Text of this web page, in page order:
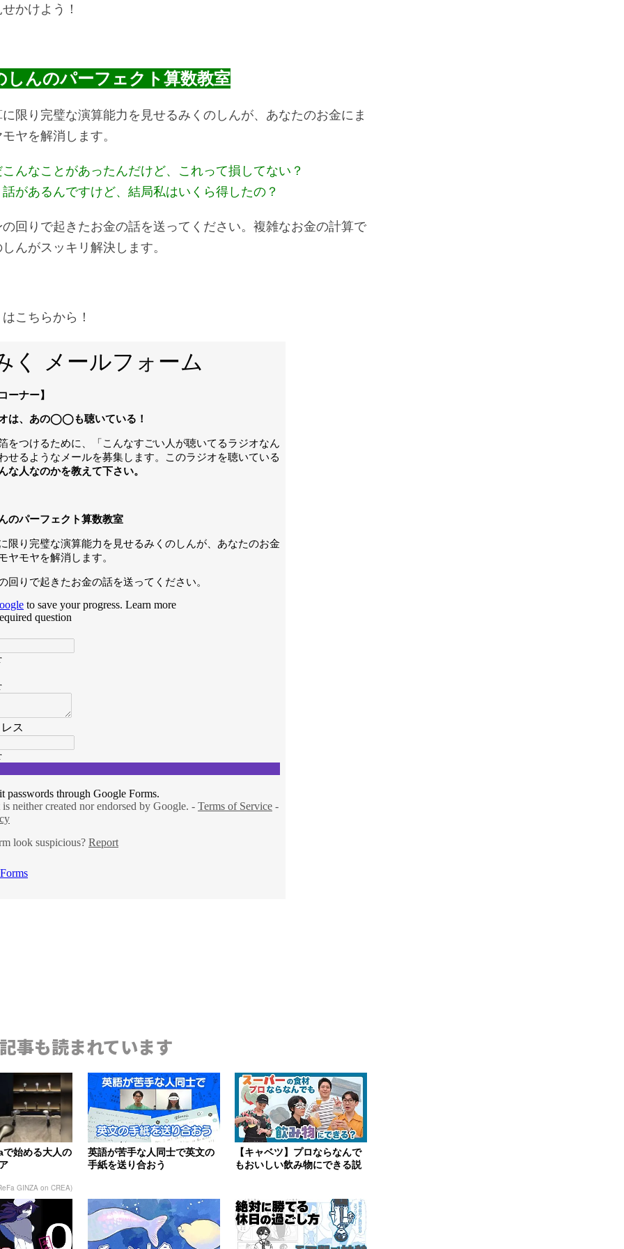
かけよう！
んのパーフェクト算数教室
限り完璧な演算能力を見せるみくのしんが、あなたのお金にま
ヤを解消します。
んなことがあったんだけど、これって損してない？
があるんですけど、結局私はいくら得したの？
回りで起きたお金の話を送ってください。複雑なお金の計算で
んがスッキリ解決します。
こちらから！
事も読まれています
で始める大人の
GINZA on CREA)
英語が苦手な人同士で英文の
手紙を送り合おう
【キャベツ】プロならなんで
もおいしい飲み物にできる説